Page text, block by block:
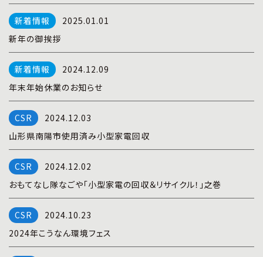
2025.01.01
新年の御挨拶
2024.12.09
年末年始休業のお知らせ
2024.12.03
山形県南陽市使用済み小型家電回収
2024.12.02
おもてなし隊なごや「小型家電の回収＆リサイクル！」之巻
2024.10.23
2024年こうなん環境フェス